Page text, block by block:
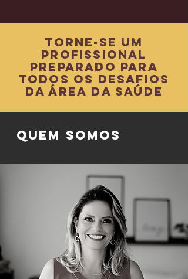
torne-se um
profissional
preparado para
todos os desafios
da área da saúde
quem somos